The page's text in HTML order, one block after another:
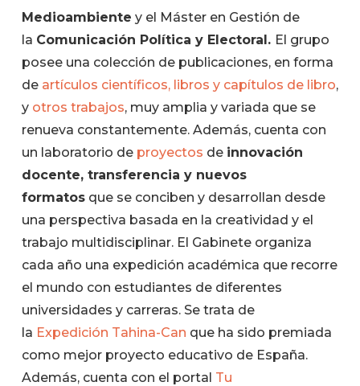
Medioambiente y el Máster en Gestión de
la Comunicación Política y Electoral. El grupo
posee una colección de publicaciones, en forma
de artículos científicos, libros y capítulos de libro,
y otros trabajos, muy amplia y variada que se
renueva constantemente. Además, cuenta con
un laboratorio de proyectos de innovación
docente, transferencia y nuevos
formatosque se conciben y desarrollan desde
una perspectiva basada en la creatividad y el
trabajo multidisciplinar. El Gabinete organiza
cada año una expedición académica que recorre
el mundo con estudiantes de diferentes
universidades y carreras. Se trata de
la Expedición Tahina-Can que ha sido premiada
como mejor proyecto educativo de España.
Además, cuenta con el portal Tu